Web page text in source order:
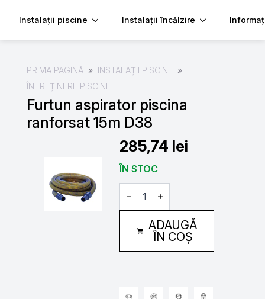
Instalații piscine Instalații încălzire
PRIMA PAGINĂ
INSTALAȚII PISCINE
ÎNTREȚINERE PISCINE
Furtun aspirator piscina
ranforsat 15m D38
285,74 lei
ÎN STOC
Cantitate
Furtun
ranforsatADAUGĂ
ÎN COȘ